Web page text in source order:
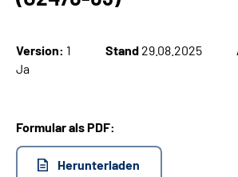
Version: 1 Stand 29.08.2025
Ja
Formular als PDF:
Herunterladen